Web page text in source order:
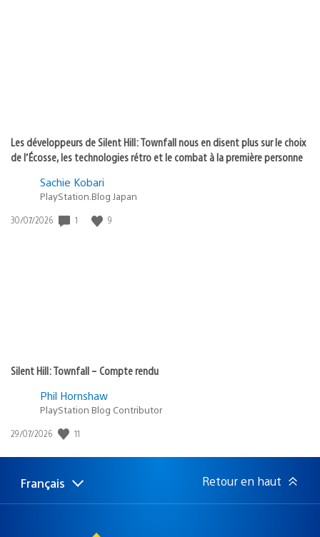
Les développeurs de Silent Hill: Townfall nous en disent plus sur le choix
de l’Écosse, les technologies rétro et le combat à la première personne
Sachie Kobari
PlayStation.Blog Japan
Date
30/07/2026 1 9
Silent Hill: Townfall – Compte rendu
Phil Hornshaw
PlayStation Blog Contributor
Date
publication
29/07/2026 11
Choisir
Région
Français Retour en haut